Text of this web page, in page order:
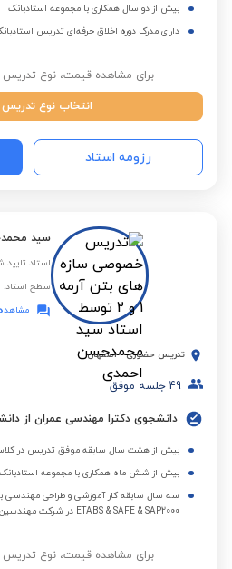
بیش از دو سال همکاری با مجموعه استادبانک
دارای مدرک دوره اخلاق حرفه‌ای تدریس
برای مشاهده قیمت، نوع تدریس
انتخاب نوع
رزومه استاد
سید
استاد تایید
سطح استاد:
مشاهده 8 دیدگاه
تدریس حضوری - اصفهان
49 جلسه موفق
دانشجوی دکترا مهندسی عمران از
بیش از هشت سال سابقه موفق تدریس در
بیش از شش ماه همکاری با مجموعه استادبانک
سه سال سابقه کار آموزشی و طراحی مهندسی با
ETABS & SAFE & SAP2000 در شرکت مهندسین مشاور مهرآب سپاهان اصفهان
برای مشاهده قیمت، نوع تدریس